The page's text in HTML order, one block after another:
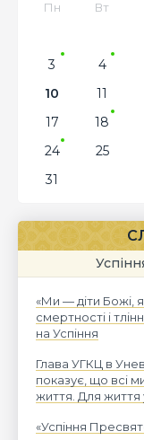
Пн Вт
3
4
10
11
17
18
24
25
31
«Ми — діти Божі,
смертності і
на Успіння
Глава УГКЦ в
показує, що всі
життя. Для життя
«Успіння